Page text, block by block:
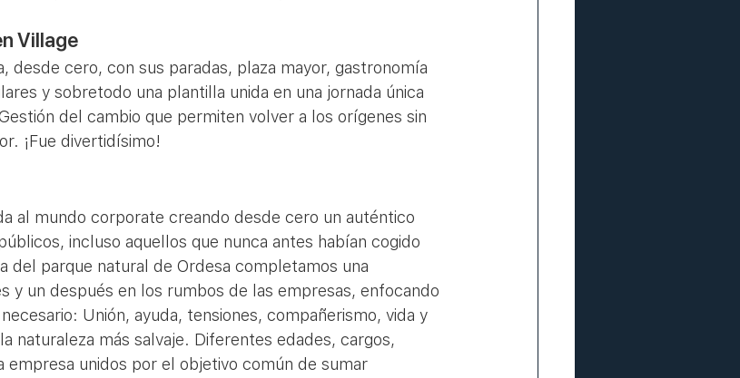
Village
desde cero, con sus paradas, plaza mayor, gastronomía
y sobretodo una plantilla unida en una jornada única
del cambio que permiten volver a los orígenes sin
¡Fue divertidísimo!
al mundo corporate creando desde cero un auténtico
incluso aquellos que nunca antes habían cogido
del parque natural de Ordesa completamos una
y un después en los rumbos de las empresas, enfocando
Unión, ayuda, tensiones, compañerismo, vida y
naturaleza más salvaje. Diferentes edades, cargos,
empresa unidos por el objetivo común de sumar